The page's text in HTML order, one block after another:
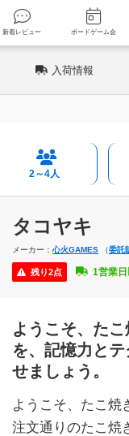
検索 新着レビュー ボ
入荷情報
2～4人
タコヤキ
メーカー：心火GAMES （委託
残り2点 1営業
ようこそ、た
を、記憶力と
せましょう。
ようこそ、たこ焼
注文通りのたこ焼